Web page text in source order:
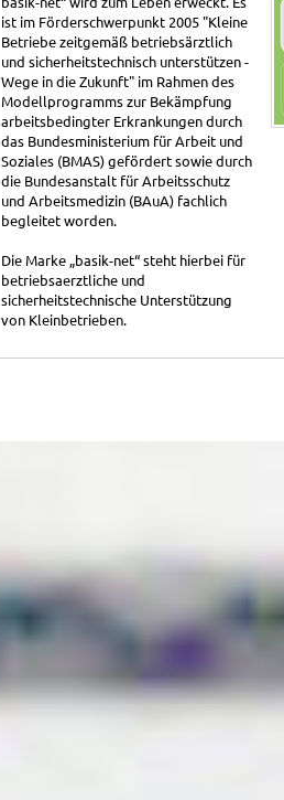
ist im Förderschwerpunkt 2005 "Kleine
Betriebe zeitgemäß betriebsärztlich
und sicherheitstechnisch unterstützen -
Wege in die Zukunft" im Rahmen des
Modellprogramms zur Bekämpfung
arbeitsbedingter Erkrankungen durch
das Bundesministerium für Arbeit und
Soziales (BMAS) gefördert sowie durch
die Bundesanstalt für Arbeitsschutz
und Arbeitsmedizin (BAuA) fachlich
begleitet worden.
Die Marke „basik-net“ steht hierbei für
betriebsaerztliche und
sicherheitstechnische Unterstützung
von Kleinbetrieben.